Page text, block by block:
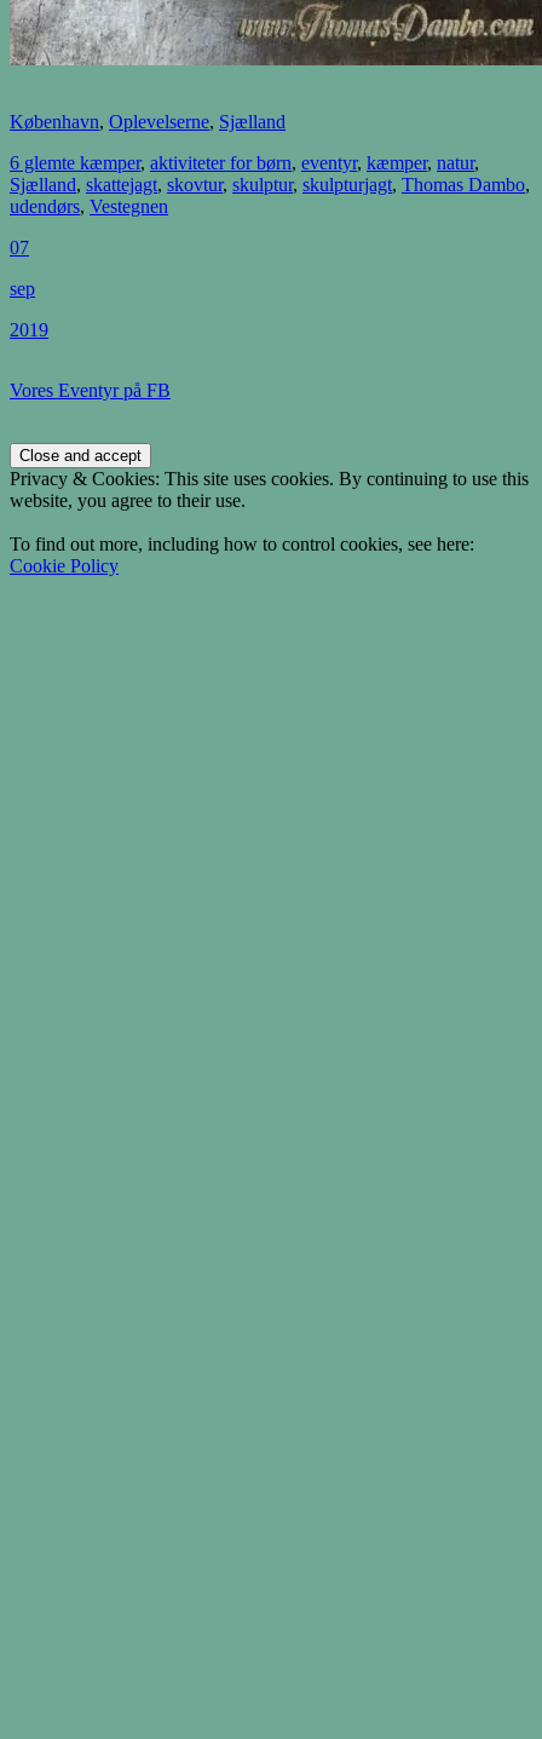
København, Oplevelserne, Sjælland
6 glemte kæmper, aktiviteter for børn, eventyr, kæmper, natur,
Sjælland, skattejagt, skovtur, skulptur, skulpturjagt, Thomas Dambo,
udendørs, Vestegnen
07
sep
2019
Vores Eventyr på FB
Privacy & Cookies: This site uses cookies. By continuing to use this
website, you agree to their use.
To find out more, including how to control cookies, see here:
Cookie Policy